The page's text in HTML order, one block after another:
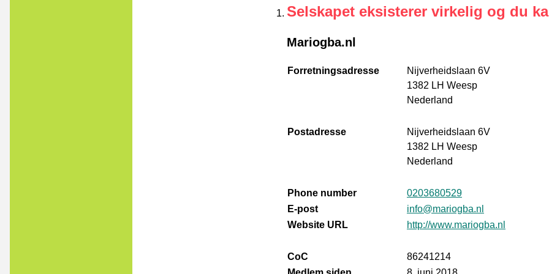
Selskapet eksisterer virkelig og du
Mariogba.nl
Forretningsadresse
Nijverheidslaan 6V
1382 LH Weesp
Nederland
Postadresse
Nijverheidslaan 6V
1382 LH Weesp
Nederland
Phone number
0203680529
E-post
info@mariogba.nl
Website URL
http://www.mariogba.nl
CoC
86241214